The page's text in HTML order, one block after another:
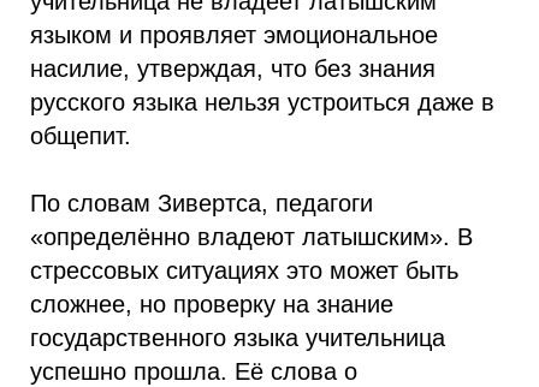
языком и проявляет эмоциональное
насилие, утверждая, что без знания
русского языка нельзя устроиться даже в
общепит.
По словам Зивертса, педагоги
«определённо владеют латышским». В
стрессовых ситуациях это может быть
сложнее, но проверку на знание
государственного языка учительница
успешно прошла. Её слова о